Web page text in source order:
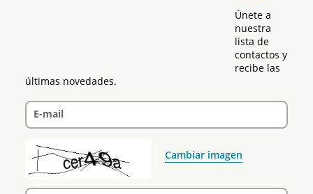
Únete a
nuestra
lista de
contactos y
recibe las
últimas novedades.
E-mail
Cambiar imagen